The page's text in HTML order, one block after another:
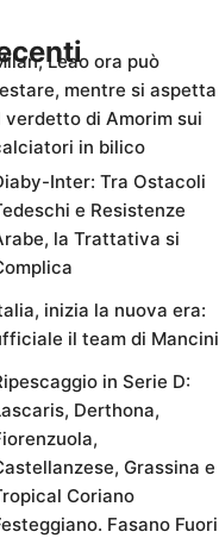
Leao ora può
mentre si aspetta
verdetto di Amorim sui
in bilico
Inter: Tra Ostacoli
e Resistenze
la Trattativa si
inizia la nuova era:
il team di Mancini
in Serie D:
Derthona,
Grassina e
Coriano
Fasano Fuori